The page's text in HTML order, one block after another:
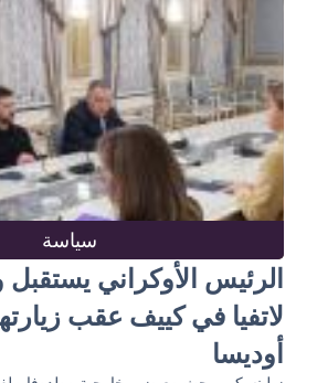
سياسة
الرئيس الأوكراني
لاتفيا في كييف عقب
أوديسا